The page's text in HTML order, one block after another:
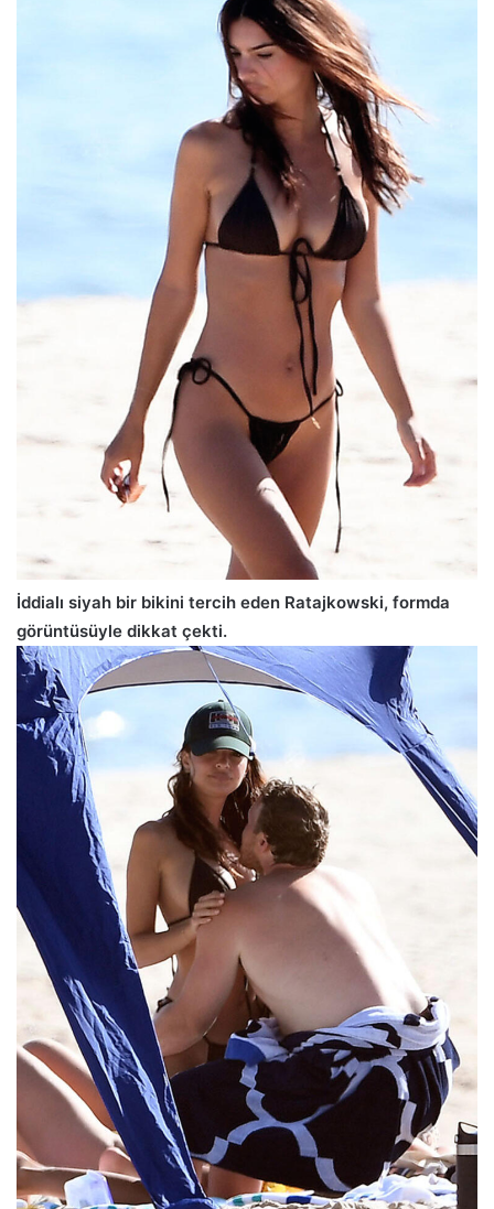
İddialı siyah bir bikini tercih eden Ratajkowski, formda
görüntüsüyle dikkat çekti.